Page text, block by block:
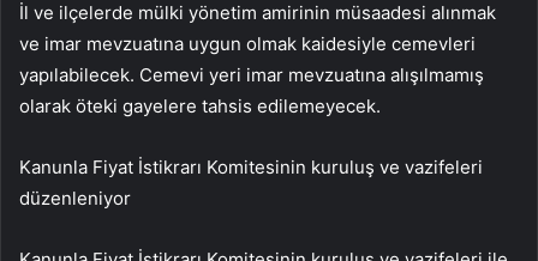
İl ve ilçelerde mülki yönetim amirinin müsaadesi alınmak
ve imar mevzuatına uygun olmak kaidesiyle cemevleri
yapılabilecek. Cemevi yeri imar mevzuatına alışılmamış
olarak öteki gayelere tahsis edilemeyecek.
Kanunla Fiyat İstikrarı Komitesinin kuruluş ve vazifeleri
düzenleniyor